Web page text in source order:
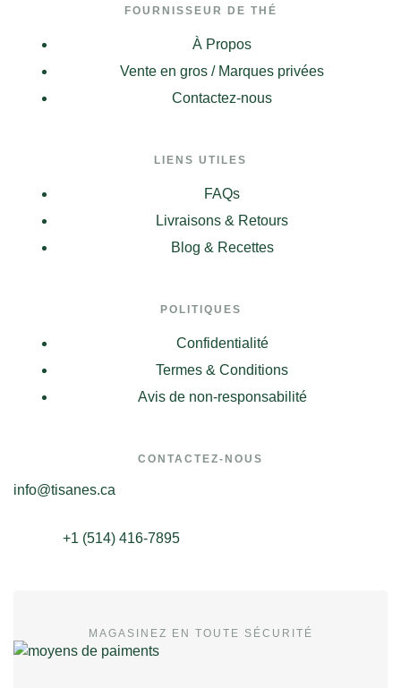
FOURNISSEUR DE THÉ
À Propos
Vente en gros / Marques privées
Contactez-nous
LIENS UTILES
FAQs
Livraisons & Retours
Blog & Recettes
POLITIQUES
Confidentialité
Termes & Conditions
Avis de non-responsabilité
CONTACTEZ-NOUS
info@tisanes.ca
+1 (514) 416-7895
MAGASINEZ EN TOUTE SÉCURITÉ